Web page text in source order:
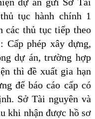
tục hành chính 1
các thủ tục tiếp theo
Cấp phép xây dựng,
dự án, trường hợp
thì đề xuất gia hạn
để báo cáo cấp có
Sở Tài nguyên và
khi nhận được hồ sơ